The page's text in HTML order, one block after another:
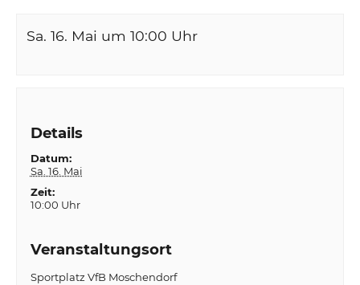
Sa. 16. Mai um 10:00 Uhr
Details
Datum:
Sa. 16. Mai
Zeit:
10:00 Uhr
Veranstaltungsort
Sportplatz VfB Moschendorf